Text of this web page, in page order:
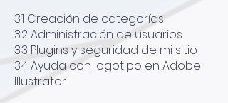
3.1 Creación de categorías
3.2 Administración de usuarios
3.3 Plugins y seguridad de mi sitio
3.4 Ayuda con logotipo en Adobe
Illustrator